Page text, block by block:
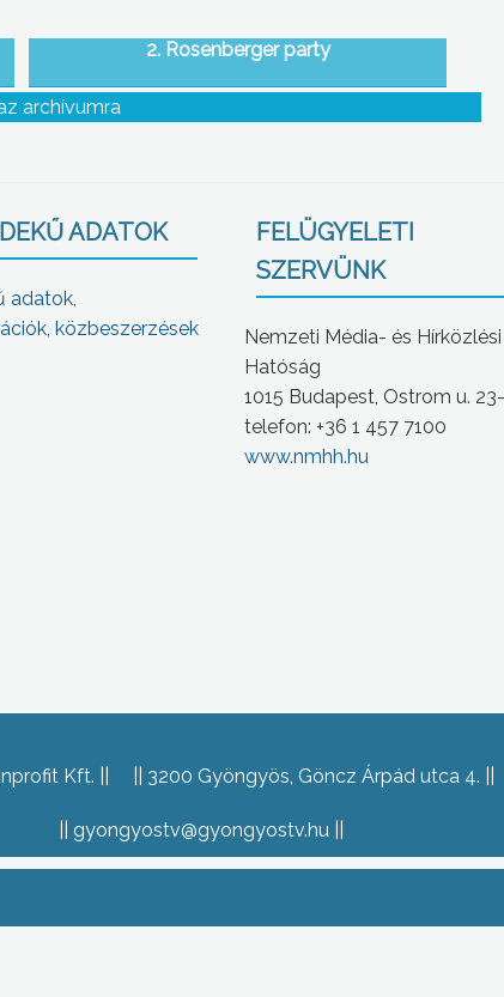
2. Rosenberger party
archívumra
ADATOK
adatok,
közbeszerzések
FELÜGYELETI
SZERVÜNK
Nemzeti Média- és Hírközlési
Hatóság
1015 Budapest, Ostrom u.
telefon: +36 1 457 7100
www.nmhh.hu
Kft. 3200 Gyöngyös, Göncz Árpád utca 4.
gyongyostv@gyongyostv.hu